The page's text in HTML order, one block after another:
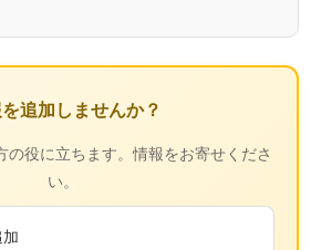
追加しませんか？
の役に立ちます。情報をお寄せくださ
い。